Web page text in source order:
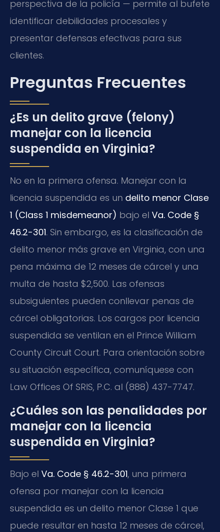
perspectiva de la policía — permite al bufete
identificar debilidades procesales y
presentar defensas efectivas para sus
clientes.
Preguntas Frecuentes
¿Es un delito grave (felony)
manejar con la licencia
suspendida en Virginia?
No en la primera ofensa. Manejar con la
licencia suspendida es un delito menor Clase
1 (Class 1 misdemeanor) bajo el Va. Code §
46.2-301. Sin embargo, es la clasificación de
delito menor más grave en Virginia, con una
pena máxima de 12 meses de cárcel y una
multa de hasta $2,500. Las ofensas
subsiguientes pueden conllevar penas de
cárcel obligatorias. Los cargos por licencia
suspendida se ventilan en el Prince William
County Circuit Court. Para orientación sobre
su situación específica, comuníquese con
Law Offices Of SRIS, P.C. al (888) 437-7747.
¿Cuáles son las penalidades por
manejar con la licencia
suspendida en Virginia?
Bajo el Va. Code § 46.2-301, una primera
ofensa por manejar con la licencia
suspendida es un delito menor Clase 1 que
puede resultar en hasta 12 meses de cárcel,